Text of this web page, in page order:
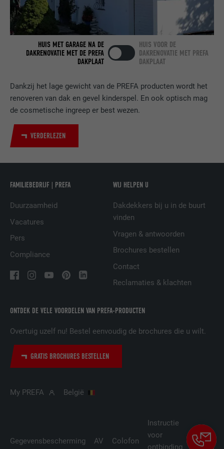
Dankzij het lage gewicht van de PREFA producten wordt het
renoveren van dak en gevel kinderspel. En ook optisch mag
de cosmetische ingreep er best wezen.
VERDERLEZEN
HUIS MET GARAGE NA DE
DAKRENOVATIE MET DE PREFA
DAKPLAAT
HUIS VOOR DE
DAKRENOVATIE MET PREFA
DAKPLAAT
ONTDEK DE VELE VOORDELEN VAN PREFA-PRODUCTEN
Overtuig uzelf nu! Bestel eenvoudig de brochures die u wilt.
GRATIS BROCHURES BESTELLEN
FAMILIEBEDRIJF | PREFA
Duurzaamheid
Vacatures
Pers
Compliance
WIJ HELPEN U
Dakdekkers bij u in de buurt
vinden
Vragen & antwoorden
Brochures bestellen
Contact
Reclamaties & klachten
My PREFA België
Gegevensbescherming AV Colofon
Instructie
voor
ontbinding
Cookie-
DOEL
Gebruikt door de socialnetworking-dienst
LinkedIn voor het volgen van het gebruik
van ingebedde diensten.
AANBIEDER LinkedIn
AANBIEDER
Wordt gebruikt om bezoekers op meerdere
websites te volgen, om op basis van de
NAAM lidc
AANBIEDER LinkedIn